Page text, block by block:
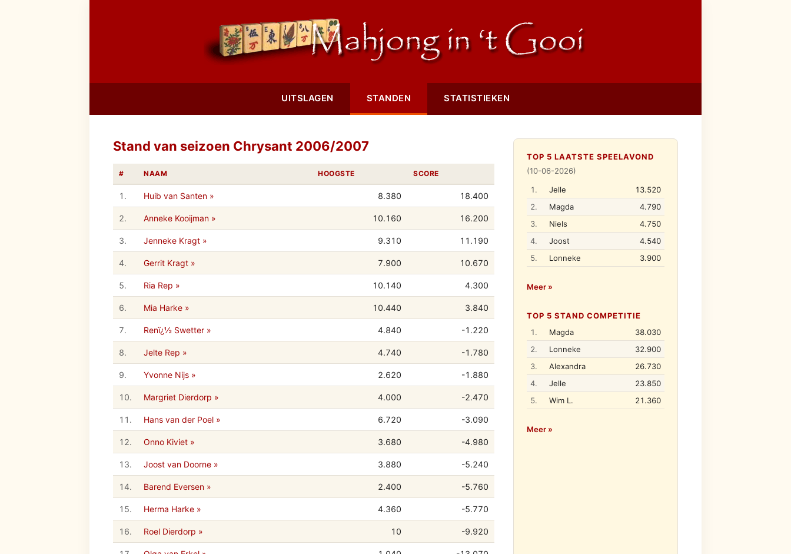
UITSLAGEN STANDEN STATISTIEKEN
Stand van seizoen Chrysant 2006/2007
# NAAM HOOGSTE SCORE
1. Huib van Santen » 8.380 18.400
2. Anneke Kooijman » 10.160 16.200
3. Jenneke Kragt » 9.310 11.190
4. Gerrit Kragt » 7.900 10.670
5. Ria Rep » 10.140 4.300
6. Mia Harke » 10.440 3.840
7. Renï¿½ Swetter » 4.840 -1.220
8. Jelte Rep » 4.740 -1.780
9. Yvonne Nijs » 2.620 -1.880
10. Margriet Dierdorp » 4.000 -2.470
11. Hans van der Poel » 6.720 -3.090
12. Onno Kiviet » 3.680 -4.980
13. Joost van Doorne » 3.880 -5.240
14. Barend Eversen » 2.400 -5.760
15. Herma Harke » 4.360 -5.770
16. Roel Dierdorp » 10 -9.920
TOP 5 LAATSTE SPEELAVOND
(10-06-2026)
1.
Jelle
13.520
2.
Magda
4.790
3.
Niels
4.750
4.
Joost
4.540
5.
Lonneke 3.900
Meer »
TOP 5 STAND COMPETITIE
1.
Magda
38.030
2.
Lonneke
32.900
3.
Alexandra
26.730
4.
Jelle
23.850
5.
Wim L. 21.360
Meer »